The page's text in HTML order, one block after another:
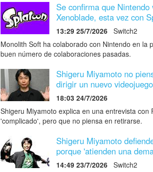
Se confirma que
Xenoblade, esta vez con
13:29 25/7/2026 Switch2
Monolith Soft ha colaborado con Nintendo en la
buen número de colaboraciones pasadas.
Shigeru Miyamoto no
dirigir un nuevo
18:03 24/7/2026
Shigeru Miyamoto explica en una entrevista
'complicado', pero que no piensa en retirarse.
Shigeru Miyamoto
porque 'atienden una
14:49 23/7/2026 Switch2